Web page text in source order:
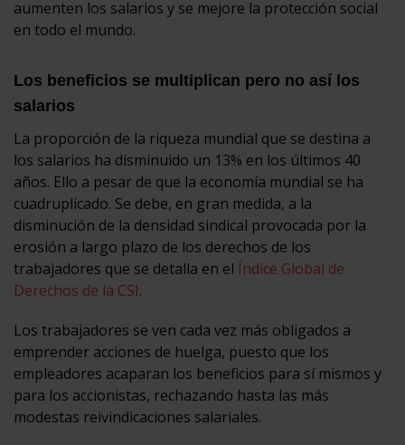
aumenten los salarios y se mejore la protección social
en todo el mundo.
Los beneficios se multiplican pero no así los
salarios
La proporción de la riqueza mundial que se destina a
los salarios ha disminuido un 13% en los últimos 40
años. Ello a pesar de que la economía mundial se ha
cuadruplicado. Se debe, en gran medida, a la
disminución de la densidad sindical provocada por la
erosión a largo plazo de los derechos de los
trabajadores que se detalla en el Índice Global de
Derechos de la CSI.
Los trabajadores se ven cada vez más obligados a
emprender acciones de huelga, puesto que los
empleadores acaparan los beneficios para sí mismos y
para los accionistas, rechazando hasta las más
modestas reivindicaciones salariales.